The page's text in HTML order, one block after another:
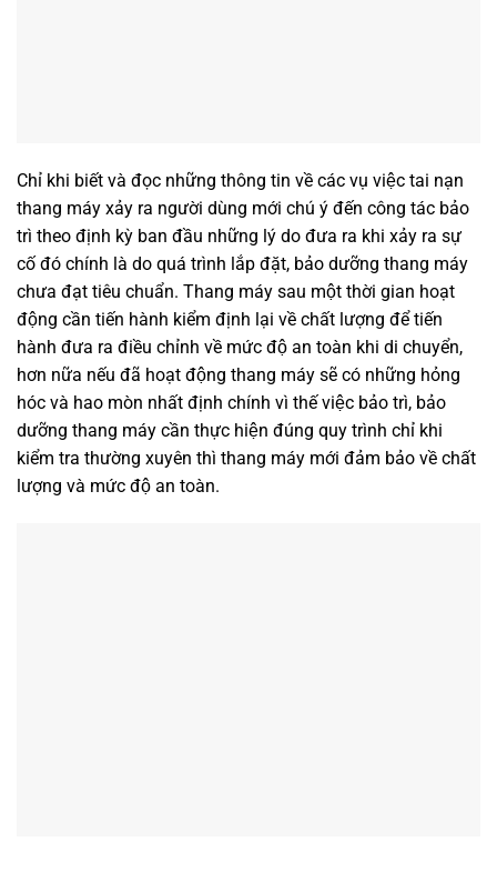
Chỉ khi biết và đọc những thông tin về các vụ việc tai nạn
thang máy xảy ra người dùng mới chú ý đến công tác bảo
trì theo định kỳ ban đầu những lý do đưa ra khi xảy ra sự
cố đó chính là do quá trình lắp đặt, bảo dưỡng thang máy
chưa đạt tiêu chuẩn. Thang máy sau một thời gian hoạt
động cần tiến hành kiểm định lại về chất lượng để tiến
hành đưa ra điều chỉnh về mức độ an toàn khi di chuyển,
hơn nữa nếu đã hoạt động thang máy sẽ có những hỏng
hóc và hao mòn nhất định chính vì thế việc bảo trì, bảo
dưỡng thang máy cần thực hiện đúng quy trình chỉ khi
kiểm tra thường xuyên thì thang máy mới đảm bảo về chất
lượng và mức độ an toàn.